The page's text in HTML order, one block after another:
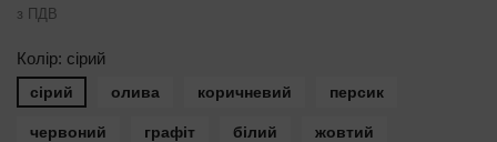
з ПДВ
Колір: сірий
сірий олива коричневий персик
червоний графіт білий жовтий